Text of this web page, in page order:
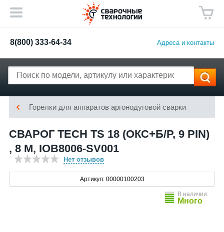
8(800) 333-64-34 Адреса и контакты
Горелки для аппаратов аргонодуговой сварки
СВАРОГ TECH TS 18 (ОКС+Б/Р, 9 PIN)
, 8 М, IOB8006-SV001
Нет отзывов
Артикул: 00000100203
В наличии:
Много